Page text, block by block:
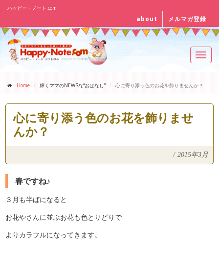
ハッピー・ノート.com
about メルマガ登録
Home 輝くママのNEWSな“おはなし” 心に寄り添う色のお花を飾りませんか？
心に寄り添う色のお花を飾りませ
んか？
/ 2015年3月
春ですね♪
３月も半ばになると
お花やさんに並ぶお花も色とりどりで
よりカラフルになってきます。